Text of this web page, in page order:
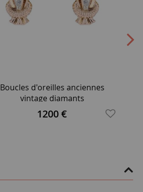
Boucles d'oreilles anciennes
vintage diamants
1200 €